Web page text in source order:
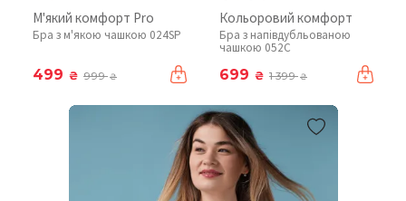
М'який комфорт Pro
Бра з м'якою чашкою 024SP
499 ₴ 999₴
Кольоровий комфорт
Бра з напівдубльованою
чашкою 052C
699 ₴ 1 399₴